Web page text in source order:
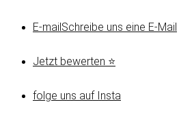
E-mailSchreibe uns eine E-Mail
Jetzt bewerten ⭐
folge uns auf Insta